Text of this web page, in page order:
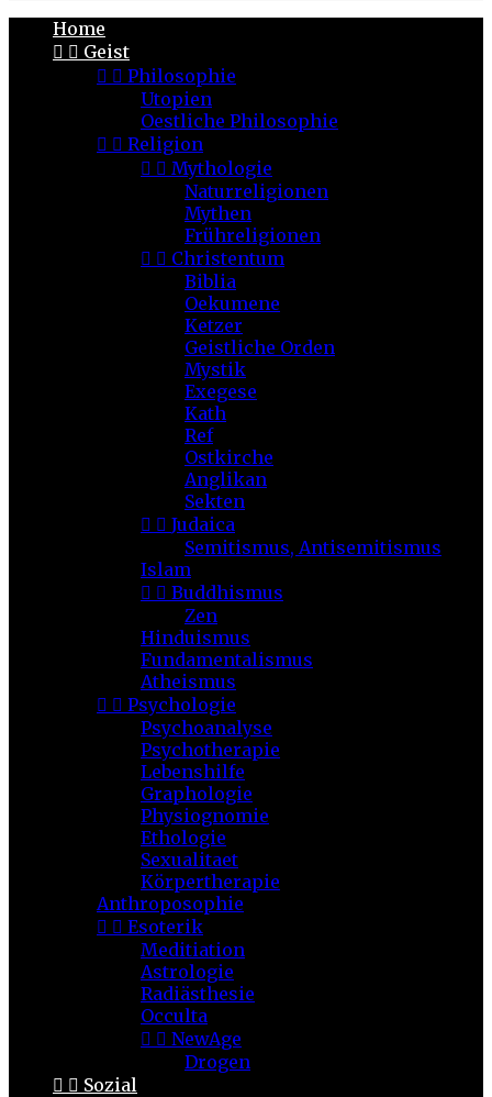
Home
  Geist
  Philosophie
Utopien
Oestliche Philosophie
  Religion
  Mythologie
Naturreligionen
Mythen
Frühreligionen
  Christentum
Biblia
Oekumene
Ketzer
Geistliche Orden
Mystik
Exegese
Kath
Ref
Ostkirche
Anglikan
Sekten
  Judaica
Semitismus, Antisemitismus
Islam
  Buddhismus
Zen
Hinduismus
Fundamentalismus
Atheismus
  Psychologie
Psychoanalyse
Psychotherapie
Lebenshilfe
Graphologie
Physiognomie
Ethologie
Sexualitaet
Körpertherapie
Anthroposophie
  Esoterik
Meditiation
Astrologie
Radiästhesie
Occulta
  NewAge
Drogen
  Sozial